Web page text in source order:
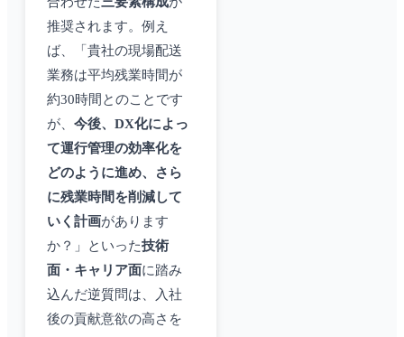
推奨されます。例え
ば、「貴社の現場配送
業務は平均残業時間が
約30時間とのことです
が、 今後、DX化によっ
て運行管理の効率化を
どのように進め、さら
に残業時間を削減して
いく計画があります
か？」といった技術
面・キャリア面に踏み
込んだ逆質問は、入社
後の貢献意欲の高さを